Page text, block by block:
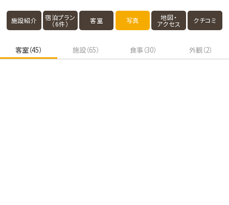
施設紹介 宿泊プラン
（6件） 客室 写真 地図・
アクセス クチコミ
客室（45） 施設（65） 食事（30） 外観（2）